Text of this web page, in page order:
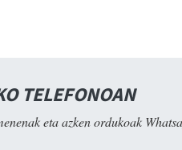
TELEFONOAN
eta azken ordukoak